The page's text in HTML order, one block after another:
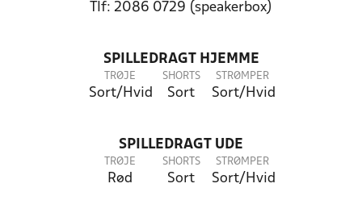
Tlf: 2086 0729 (speakerbox)
SPILLEDRAGT HJEMME
TRØJE
Sort/Hvid
SHORTS
Sort
STRØMPER
Sort/Hvid
SPILLEDRAGT UDE
TRØJE
Rød
SHORTS
Sort
STRØMPER
Sort/Hvid